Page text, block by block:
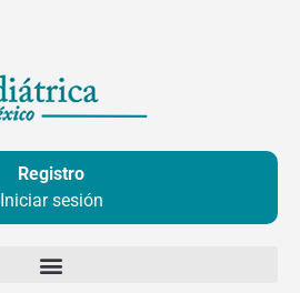
Registro
Iniciar sesión